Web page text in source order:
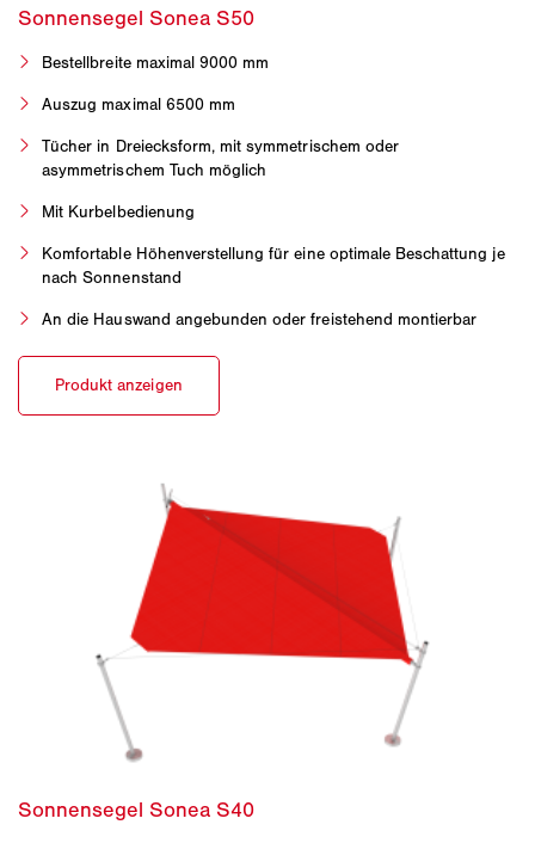
Bestellbreite maximal 9000 mm
Auszug maximal 6500 mm
Tücher in Dreiecksform, mit symmetrischem oder
asymmetrischem Tuch möglich
Mit Kurbelbedienung
Komfortable Höhenverstellung für eine optimale Beschattung je
nach Sonnenstand
An die Hauswand angebunden oder freistehend montierbar